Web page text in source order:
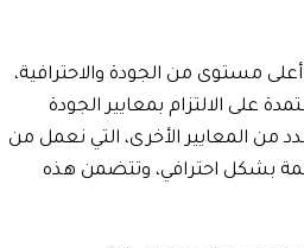
مستوى من الجودة والاحترافية،
على الالتزام بمعايير الجودة
من المعايير الأخرى، التي نعمل من
بشكل احترافي، وتتضمن هذه